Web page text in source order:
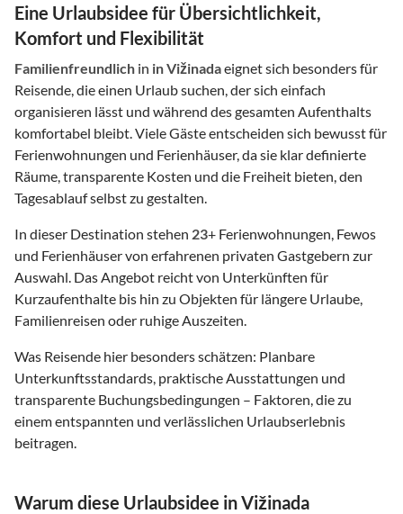
Eine Urlaubsidee für Übersichtlichkeit,
Komfort und Flexibilität
Familienfreundlich in in Vižinadaeignet sich besonders für
Reisende, die einen Urlaub suchen, der sich einfach
organisieren lässt und während des gesamten Aufenthalts
komfortabel bleibt. Viele Gäste entscheiden sich bewusst für
Ferienwohnungen und Ferienhäuser, da sie klar definierte
Räume, transparente Kosten und die Freiheit bieten, den
Tagesablauf selbst zu gestalten.
In dieser Destination stehen 23+ Ferienwohnungen, Fewos
und Ferienhäuser von erfahrenen privaten Gastgebern zur
Auswahl. Das Angebot reicht von Unterkünften für
Kurzaufenthalte bis hin zu Objekten für längere Urlaube,
Familienreisen oder ruhige Auszeiten.
Was Reisende hier besonders schätzen: Planbare
Unterkunftsstandards, praktische Ausstattungen und
transparente Buchungsbedingungen – Faktoren, die zu
einem entspannten und verlässlichen Urlaubserlebnis
beitragen.
Warum diese Urlaubsidee in Vižinada